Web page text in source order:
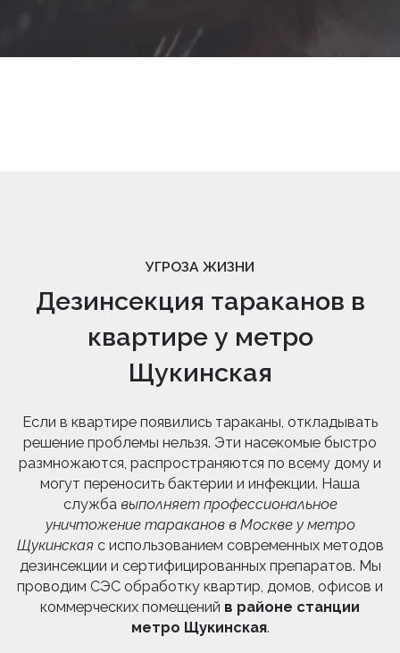
УГРОЗА ЖИЗНИ
Дезинсекция тараканов в
квартире у метро
Щукинская
Если в квартире появились тараканы, откладывать
решение проблемы нельзя. Эти насекомые быстро
размножаются, распространяются по всему дому и
могут переносить бактерии и инфекции. Наша
служба выполняет профессиональное
уничтожение тараканов в Москве у метро
Щукинскаяс использованием современных методов
дезинсекции и сертифицированных препаратов. Мы
проводим СЭС обработку квартир, домов, офисов и
коммерческих помещений в районе станции
метро Щукинская.